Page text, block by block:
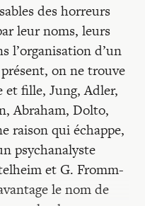
des horreurs
leur noms, leurs
l’organisation d’un
on ne trouve
et fille, Jung, Adler,
Abraham, Dolto,
raison qui échappe,
psychanalyste
et G. Fromm-
le nom de